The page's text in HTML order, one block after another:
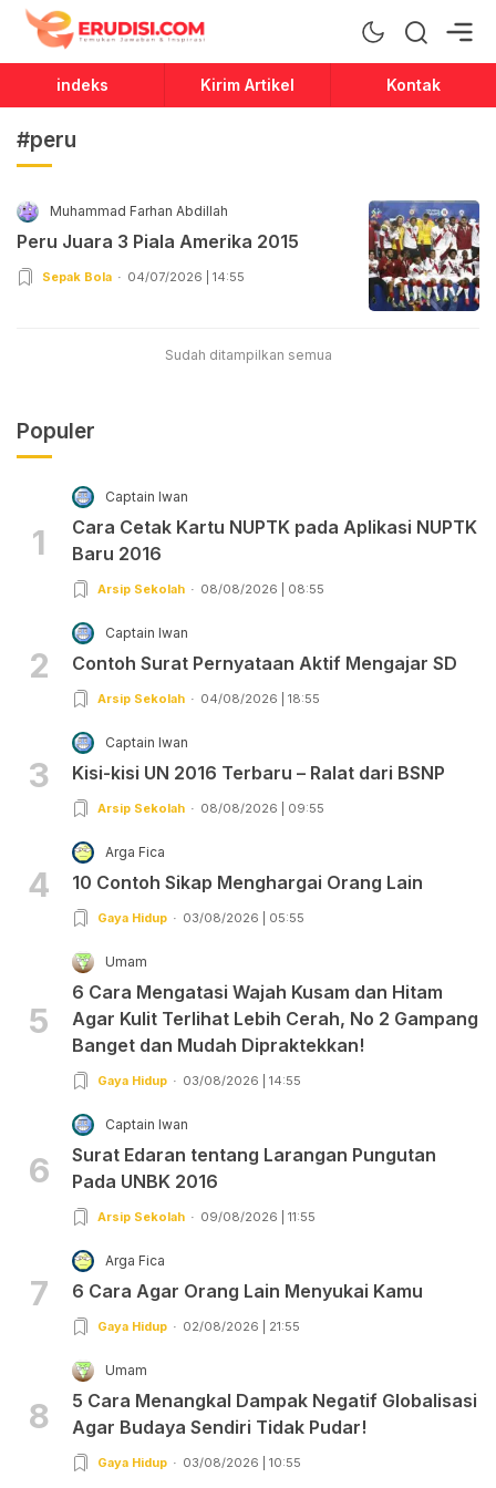
Erudisi
Temukan Jawaban dan Inspirasi
indeks Kirim Artikel Kontak
#peru
Muhammad Farhan Abdillah
Peru Juara 3 Piala Amerika 2015
Sepak Bola 04/07/2026 | 14:55
Sudah ditampilkan semua
Populer
1
Captain Iwan
Cara Cetak Kartu NUPTK pada Aplikasi NUPTK
Baru 2016
Arsip Sekolah 08/08/2026 | 08:55
2
Captain Iwan
Contoh Surat Pernyataan Aktif Mengajar SD
Arsip Sekolah 04/08/2026 | 18:55
3
Captain Iwan
Kisi-kisi UN 2016 Terbaru – Ralat dari BSNP
Arsip Sekolah 08/08/2026 | 09:55
4
Arga Fica
10 Contoh Sikap Menghargai Orang Lain
Gaya Hidup 03/08/2026 | 05:55
5
Umam
6 Cara Mengatasi Wajah Kusam dan Hitam
Agar Kulit Terlihat Lebih Cerah, No 2 Gampang
Banget dan Mudah Dipraktekkan!
Gaya Hidup 03/08/2026 | 14:55
6
Captain Iwan
Surat Edaran tentang Larangan Pungutan
Pada UNBK 2016
Arsip Sekolah 09/08/2026 | 11:55
7
Arga Fica
6 Cara Agar Orang Lain Menyukai Kamu
Gaya Hidup 02/08/2026 | 21:55
8
Umam
5 Cara Menangkal Dampak Negatif Globalisasi
Agar Budaya Sendiri Tidak Pudar!
Gaya Hidup 03/08/2026 | 10:55